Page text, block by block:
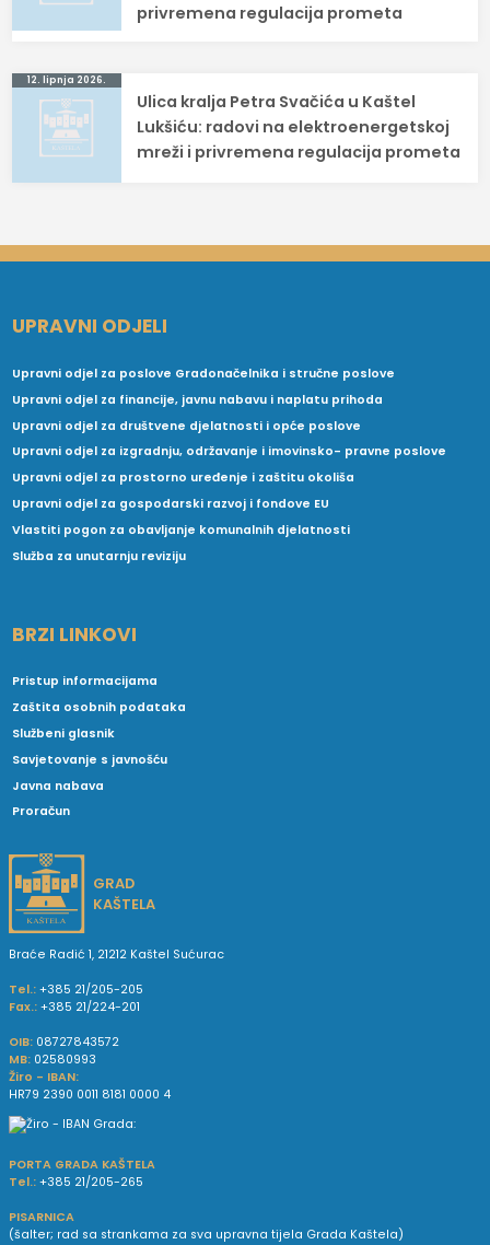
privremena regulacija prometa
12. lipnja 2026.
Ulica kralja Petra Svačića u Kaštel
Lukšiću: radovi na elektroenergetskoj
mreži i privremena regulacija prometa
UPRAVNI ODJELI
Upravni odjel za poslove Gradonačelnika i stručne poslove
Upravni odjel za financije, javnu nabavu i naplatu prihoda
Upravni odjel za društvene djelatnosti i opće poslove
Upravni odjel za izgradnju, održavanje i imovinsko- pravne poslove
Upravni odjel za prostorno uređenje i zaštitu okoliša
Upravni odjel za gospodarski razvoj i fondove EU
Vlastiti pogon za obavljanje komunalnih djelatnosti
Služba za unutarnju reviziju
BRZI LINKOVI
Pristup informacijama
Zaštita osobnih podataka
Službeni glasnik
Savjetovanje s javnošću
Javna nabava
Proračun
GRAD
KAŠTELA
Braće Radić 1, 21212 Kaštel Sućurac
Tel.: +385 21/205-205
Fax.: +385 21/224-201
OIB: 08727843572
MB: 02580993
Žiro - IBAN:
HR79 2390 0011 8181 0000 4
PORTA GRADA KAŠTELA
Tel.: +385 21/205-265
PISARNICA
(šalter; rad sa strankama za sva upravna tijela Grada Kaštela)